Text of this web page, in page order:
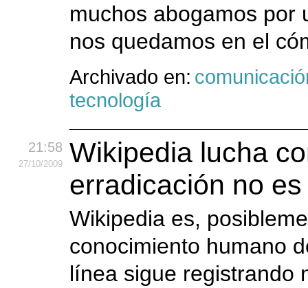
muchos abogamos por
nos quedamos en el
Archivado en:
tecnología
21:58
27/10/2009
Wikipedia lucha
erradicación no
Wikipedia es,
conocimiento humano
línea sigue registrando